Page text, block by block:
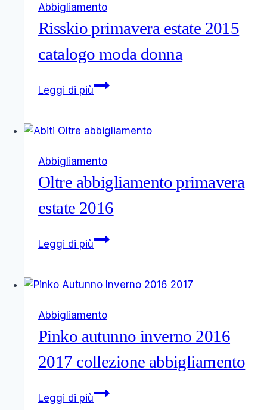
2016
nuova
Abbigliamento
Risskio primavera estate 2015
catalogo moda donna
Leggi di piùRisskio
2015
moda
donna
Abbigliamento
Oltre abbigliamento primavera
estate 2016
Leggi di piùOltre
estate
Abbigliamento
Pinko autunno inverno 2016
2017 collezione abbigliamento
Leggi di piùPinko